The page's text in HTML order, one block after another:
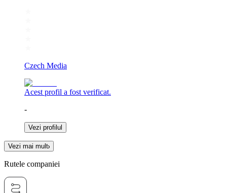
Czech Media
Acest profil a fost verificat.
-
Vezi profilul
Vezi mai mult
Rutele companiei